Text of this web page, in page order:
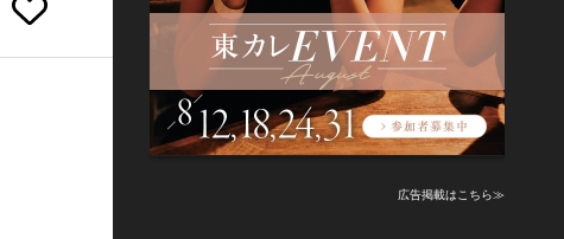
広告掲載はこちら≫